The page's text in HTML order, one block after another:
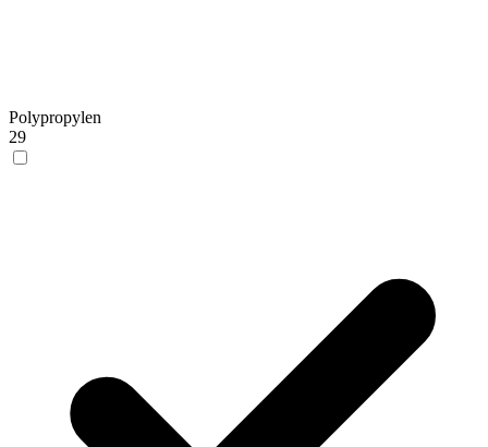
Polypropylen
29